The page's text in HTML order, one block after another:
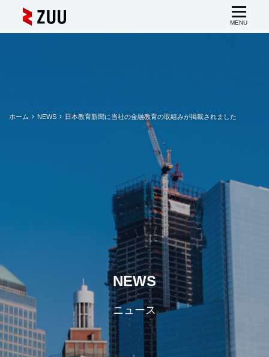
ホーム NEWS 日本教育新聞に当社の金融教育の取組みが掲載されました
NEWS
ニュース